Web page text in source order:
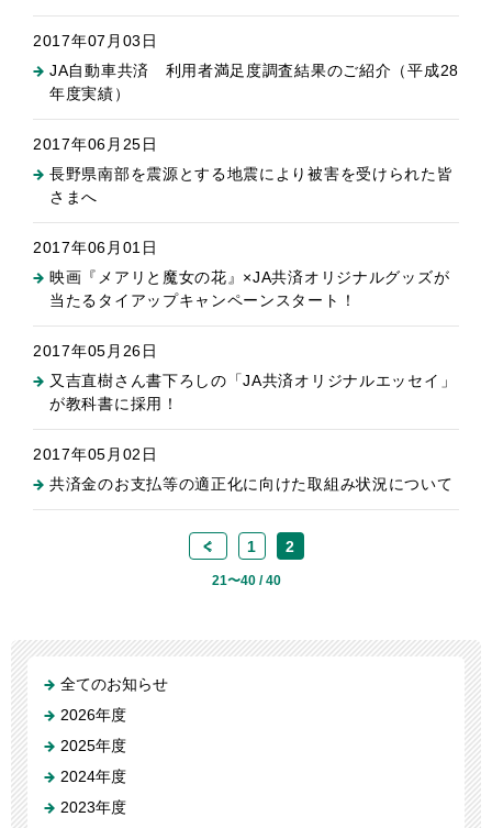
2017年07月03日
JA自動車共済 利用者満足度調査結果のご紹介（平成28
年度実績）
2017年06月25日
長野県南部を震源とする地震により被害を受けられた皆
さまへ
2017年06月01日
映画『メアリと魔女の花』×JA共済オリジナルグッズが
当たるタイアップキャンペーンスタート！
2017年05月26日
又吉直樹さん書下ろしの「JA共済オリジナルエッセイ」
が教科書に採用！
2017年05月02日
共済金のお支払等の適正化に向けた取組み状況について
< 1 2
21〜40 / 40
全てのお知らせ
2026年度
2025年度
2024年度
2023年度